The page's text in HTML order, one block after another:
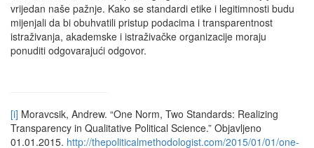
vrijedan naše pažnje. Kako se standardi etike i legitimnosti budu
mijenjali da bi obuhvatili pristup podacima i transparentnost
istraživanja, akademske i istraživačke organizacije moraju
ponuditi odgovarajući odgovor.
[i] Moravcsik, Andrew. “One Norm, Two Standards: Realizing
Transparency in Qualitative Political Science.” Objavljeno
01.01.2015. http://thepoliticalmethodologist.com/2015/01/01/one-